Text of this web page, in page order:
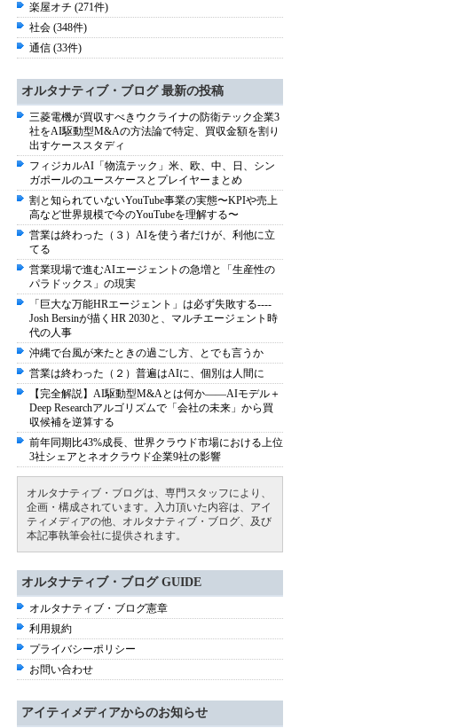
楽屋オチ (271件)
社会 (348件)
通信 (33件)
オルタナティブ・ブログ 最新の投稿
三菱電機が買収すべきウクライナの防衛テック企業3
社をAI駆動型M&Aの方法論で特定、買収金額を割り
出すケーススタディ
フィジカルAI「物流テック」米、欧、中、日、シン
ガポールのユースケースとプレイヤーまとめ
割と知られていないYouTube事業の実態〜KPIや売上
高など世界規模で今のYouTubeを理解する〜
営業は終わった（３）AIを使う者だけが、利他に立
てる
営業現場で進むAIエージェントの急増と「生産性の
パラドックス」の現実
「巨大な万能HRエージェント」は必ず失敗する----
Josh Bersinが描くHR 2030と、マルチエージェント時
代の人事
沖縄で台風が来たときの過ごし方、とでも言うか
営業は終わった（２）普遍はAIに、個別は人間に
【完全解説】AI駆動型M&Aとは何か――AIモデル＋
Deep Researchアルゴリズムで「会社の未来」から買
収候補を逆算する
前年同期比43%成長、世界クラウド市場における上位
3社シェアとネオクラウド企業9社の影響
オルタナティブ・ブログは、専門スタッフにより、
企画・構成されています。入力頂いた内容は、アイ
ティメディアの他、オルタナティブ・ブログ、及び
本記事執筆会社に提供されます。
オルタナティブ・ブログ GUIDE
オルタナティブ・ブログ憲章
利用規約
プライバシーポリシー
お問い合わせ
アイティメディアからのお知らせ